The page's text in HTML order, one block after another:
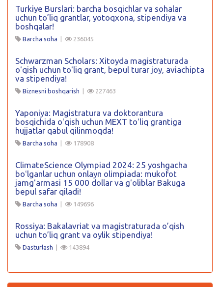
Turkiye Burslari: barcha bosqichlar va sohalar
uchun to’liq grantlar, yotoqxona, stipendiya va
boshqalar!
Barcha soha | 236045
Schwarzman Scholars: Xitoyda magistraturada
oʻqish uchun toʻliq grant, bepul turar joy, aviachipta
va stipendiya!
Biznesni boshqarish | 227463
Yaponiya: Magistratura va doktorantura
bosqichida oʻqish uchun MEXT toʻliq grantiga
hujjatlar qabul qilinmoqda!
Barcha soha | 178908
ClimateScience Olympiad 2024: 25 yoshgacha
boʻlganlar uchun onlayn olimpiada: mukofot
jamgʻarmasi 15 000 dollar va gʻoliblar Bakuga
bepul safar qiladi!
Barcha soha | 149696
Rossiya: Bakalavriat va magistraturada o’qish
uchun to’liq grant va oylik stipendiya!
Dasturlash | 143894